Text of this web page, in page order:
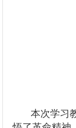
本次学习